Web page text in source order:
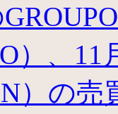
）、
）の売